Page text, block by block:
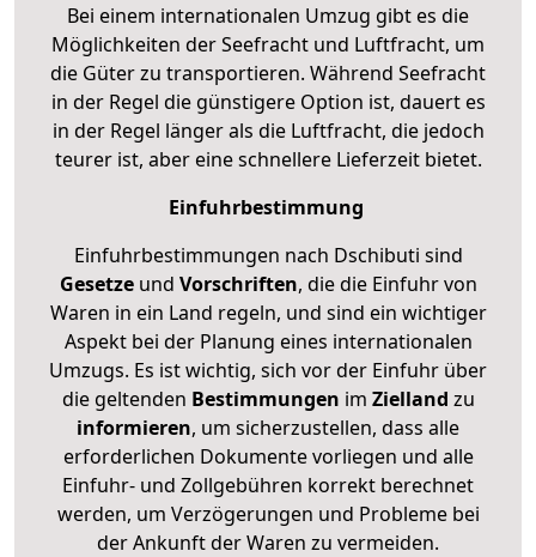
Bei einem internationalen Umzug gibt es die
Möglichkeiten der Seefracht und Luftfracht, um
die Güter zu transportieren. Während Seefracht
in der Regel die günstigere Option ist, dauert es
in der Regel länger als die Luftfracht, die jedoch
teurer ist, aber eine schnellere Lieferzeit bietet.
Einfuhrbestimmung
Einfuhrbestimmungen nach Dschibuti sind
Gesetzeund Vorschriften, die die Einfuhr von
Waren in ein Land regeln, und sind ein wichtiger
Aspekt bei der Planung eines internationalen
Umzugs. Es ist wichtig, sich vor der Einfuhr über
die geltenden Bestimmungen im Zielland zu
informieren, um sicherzustellen, dass alle
erforderlichen Dokumente vorliegen und alle
Einfuhr- und Zollgebühren korrekt berechnet
werden, um Verzögerungen und Probleme bei
der Ankunft der Waren zu vermeiden.